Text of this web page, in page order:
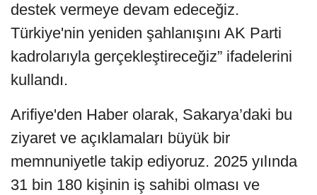
destek vermeye devam edeceğiz.
Türkiye'nin yeniden şahlanışını AK Parti
kadrolarıyla gerçekleştireceğiz” ifadelerini
kullandı.
Arifiye'den Haber olarak, Sakarya’daki bu
ziyaret ve açıklamaları büyük bir
memnuniyetle takip ediyoruz. 2025 yılında
31 bin 180 kişinin iş sahibi olması ve